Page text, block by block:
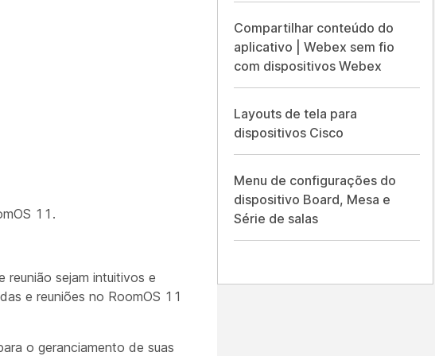
11.
reunião sejam intuitivos e
e reuniões no RoomOS 11
o geranciamento de suas
Compartilhar conteúdo do
aplicativo | Webex sem fio
com dispositivos Webex
Layouts de tela para
dispositivos Cisco
Menu de configurações do
dispositivo Board, Mesa e
Série de salas